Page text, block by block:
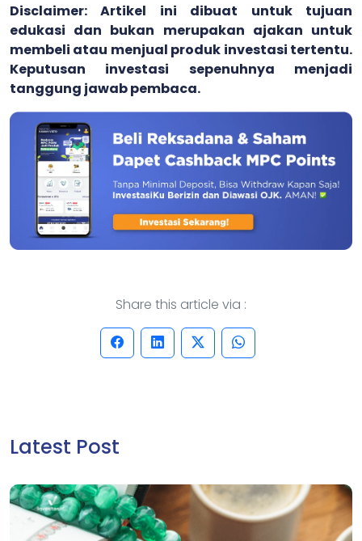
Disclaimer: Artikel ini dibuat untuk tujuan
edukasi dan bukan merupakan ajakan untuk
membeli atau menjual produk investasi tertentu.
Keputusan investasi sepenuhnya menjadi
tanggung jawab pembaca.
Share this article via :
Latest Post